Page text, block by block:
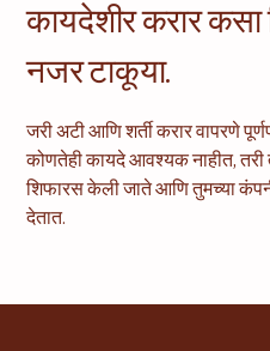
कायदेशीर करार कसा
नजर टाकूया.
जरी अटी आणि शर्ती करार वापरणे
कोणतेही कायदे आवश्यक नाहीत, तरी
शिफारस केली जाते आणि तुमच्या
देतात.